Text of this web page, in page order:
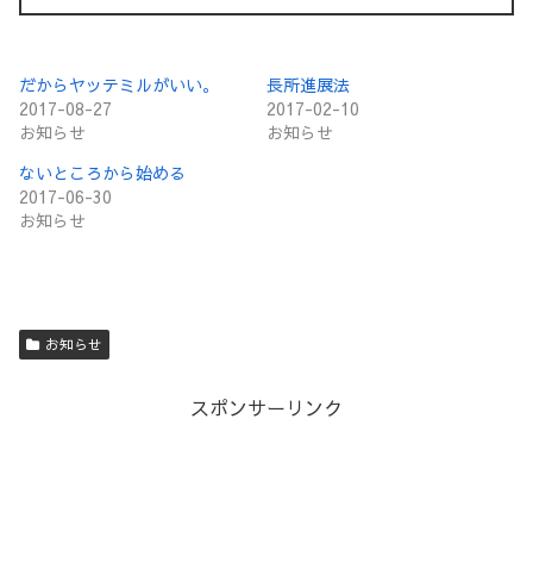
だからヤッテミルがいい。
2017-08-27
お知らせ
長所進展法
2017-02-10
お知らせ
ないところから始める
2017-06-30
お知らせ
お知らせ
スポンサーリンク